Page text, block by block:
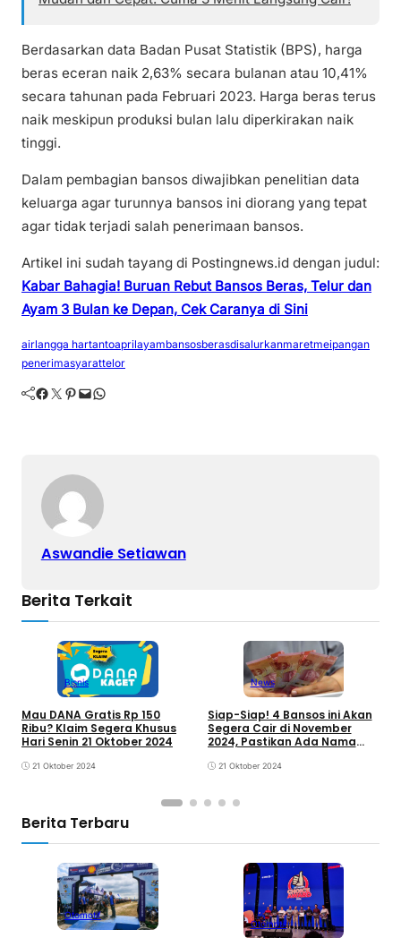
Berdasarkan data Badan Pusat Statistik (BPS), harga
beras eceran naik 2,63% secara bulanan atau 10,41%
secara tahunan pada Februari 2023. Harga beras terus
naik meskipun produksi bulan lalu diperkirakan naik
tinggi.
Dalam pembagian bansos diwajibkan penelitian data
keluarga agar turunnya bansos ini diorang yang tepat
agar tidak terjadi salah penerimaan bansos.
Artikel ini sudah tayang di Postingnews.id dengan judul:
Kabar Bahagia! Buruan Rebut Bansos Beras, Telur dan
Ayam 3 Bulan ke Depan, Cek Caranya di Sini
airlangga hartantoaprilayambansosberasdisalurkanmaretmeipangan
penerimasyarattelor
Facebook Twitter Pinterest Mail WhatsApp
Aswandie Setiawan
Berita Terkait
Bisnis
Mau DANA Gratis Rp 150
Ribu? Klaim Segera Khusus
Hari Senin 21 Oktober 2024
21 Oktober 2024
News
Siap-Siap! 4 Bansos ini Akan
Segera Cair di November
2024, Pastikan Ada Nama
21 Oktober 2024
Berita Terbaru
Otomotif
Otomotif